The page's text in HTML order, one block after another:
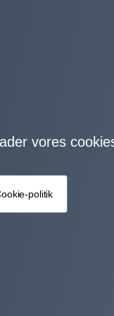
vores
politik